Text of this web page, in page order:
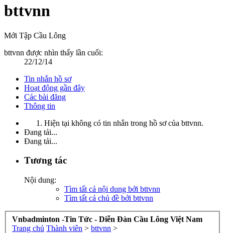
bttvnn
Mới Tập Cầu Lông
bttvnn được nhìn thấy lần cuối:
22/12/14
Tin nhắn hồ sơ
Hoạt động gần đây
Các bài đăng
Thông tin
Hiện tại không có tin nhắn trong hồ sơ của bttvnn.
Đang tải...
Đang tải...
Tương tác
Nội dung:
Tìm tất cả nội dung bởi bttvnn
Tìm tất cả chủ đề bởi bttvnn
Vnbadminton -Tin Tức - Diễn Đàn Cầu Lông Việt Nam
Trang chủ Thành viên > bttvnn >